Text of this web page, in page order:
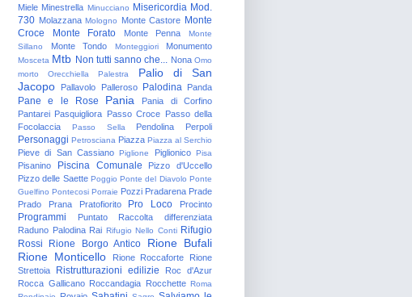
Miele Minestrella Minucciano Misericordia Mod.
730 Molazzana Mologno Monte Castore Monte
Croce
Monte Forato Monte Penna
Monte
Sillano
Monte Tondo Monteggiori Monumento
Mosceta Mtb Non tutti sanno che... Nona Omo
morto
Orecchiella Palestra
Palio di San
Jacopo
Pallavolo Palleroso Palodina Panda
Pane e le Rose Pania
Pania di Corfino
Pantarei Pasquigliora Passo Croce Passo della
Focolaccia
Passo Sella Pendolina Perpoli
Personaggi Petrosciana Piazza Piazza al Serchio
Pieve di San Cassiano Piglione Piglionico Pisa
Pisanino Piscina Comunale
Pizzo d'Uccello
Pizzo delle Saette Poggio Ponte del Diavolo Ponte
Guelfino Pontecosi Porraie Pozzi Pradarena Prade
Prado
Prana Pratofiorito Pro Loco Procinto
Programmi Puntato
Raccolta differenziata
Raduno Palodina Rai Rifugio Nello Conti Rifugio
Rossi
Rione Borgo Antico
Rione Bufali
Rione Monticello
Rione Roccaforte
Rione
Strettoia
Ristrutturazioni edilizie
Roc d'Azur
Rocca Gallicano Roccandagia Rocchette Roma